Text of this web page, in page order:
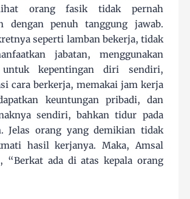
orang fasik tidak pernah
dengan penuh tanggung jawab.
seperti lamban bekerja, tidak
jabatan, menggunakan
untuk kepentingan diri sendiri,
cara berkerja, memakai jam kerja
keuntungan pribadi, dan
sendiri, bahkan tidur pada
Jelas orang yang demikian tidak
hasil kerjanya. Maka, Amsal
“Berkat ada di atas kepala orang